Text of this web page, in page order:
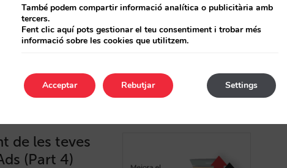
a analitzar-ho tot
i rendibilitat.…
de les teves
(Part 4)
També podem compartir informació analítica o publicitària amb
tercers.
Fent clic aquí pots gestionar el teu consentiment i trobar més
informació sobre les cookies que utilitzem.
Acceptar Settings
Rebutjar